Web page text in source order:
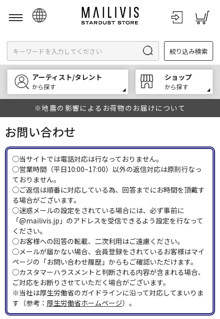
English
한국어
中文
絞り込み検索
アーティスト/タレント
から探す
ショップ
から探す
※地震の影響によるお荷物のお届けについて
お問い合わせ
◯当サイトでは電話対応は行なっておりません。
◯営業時間（平日10:00~17:00）以外の返信対応は原則行なっ
ておりません。
◯ご返信は順番に対応している為、回答までにお時間を頂戴す
る場合がございます。
◯迷惑メールの設定をされている場合には、必ず事前に
「@mailivis.jp」のアドレスを受信できるよう設定を行なって
ください。
◯お客様への回答の転載、二次利用はご遠慮ください。
◯メールが届かない場合、会員登録をされているお客様はマイ
ページの「お問い合わせ履歴」からもご確認いただけます。
◯カスタマーハラスメントと判断される内容が含まれる場合、
ご対応をお断りさせていただく場合がございます。
※当社は厚生労働省のガイドラインに沿って対応してまいりま
す（参考： 厚生労働省ホームページ）。